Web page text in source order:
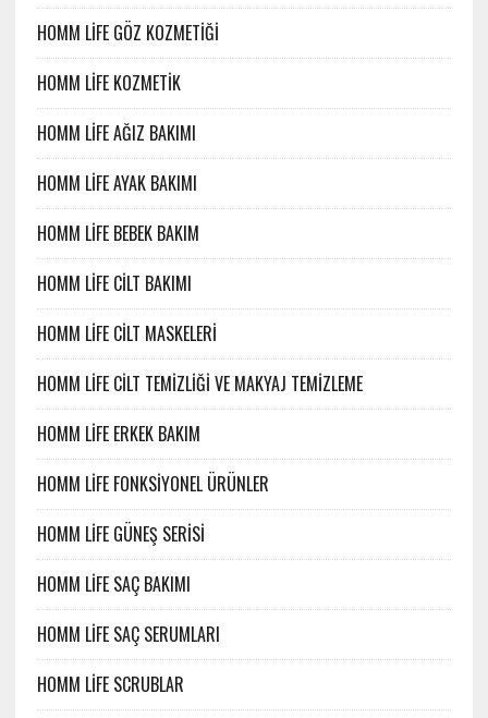
HOMM LİFE GÖZ KOZMETİĞİ
HOMM LİFE KOZMETİK
HOMM LİFE AĞIZ BAKIMI
HOMM LİFE AYAK BAKIMI
HOMM LİFE BEBEK BAKIM
HOMM LİFE CİLT BAKIMI
HOMM LİFE CİLT MASKELERİ
HOMM LİFE CİLT TEMİZLİĞİ VE MAKYAJ TEMİZLEME
HOMM LİFE ERKEK BAKIM
HOMM LİFE FONKSİYONEL ÜRÜNLER
HOMM LİFE GÜNEŞ SERİSİ
HOMM LİFE SAÇ BAKIMI
HOMM LİFE SAÇ SERUMLARI
HOMM LİFE SCRUBLAR